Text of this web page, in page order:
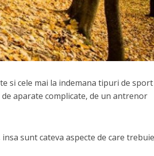
si cele mai la indemana tipuri de sport
aparate complicate, de un antrenor
sunt cateva aspecte de care